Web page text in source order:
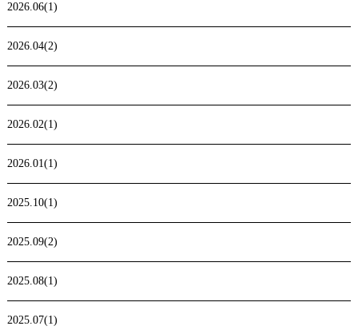
2026.06(1)
2026.04(2)
2026.03(2)
2026.02(1)
2026.01(1)
2025.10(1)
2025.09(2)
2025.08(1)
2025.07(1)